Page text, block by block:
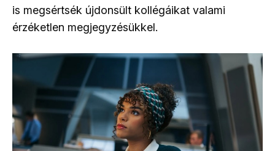
is megsértsék újdonsült kollégáikat valami
érzéketlen megjegyzésükkel.